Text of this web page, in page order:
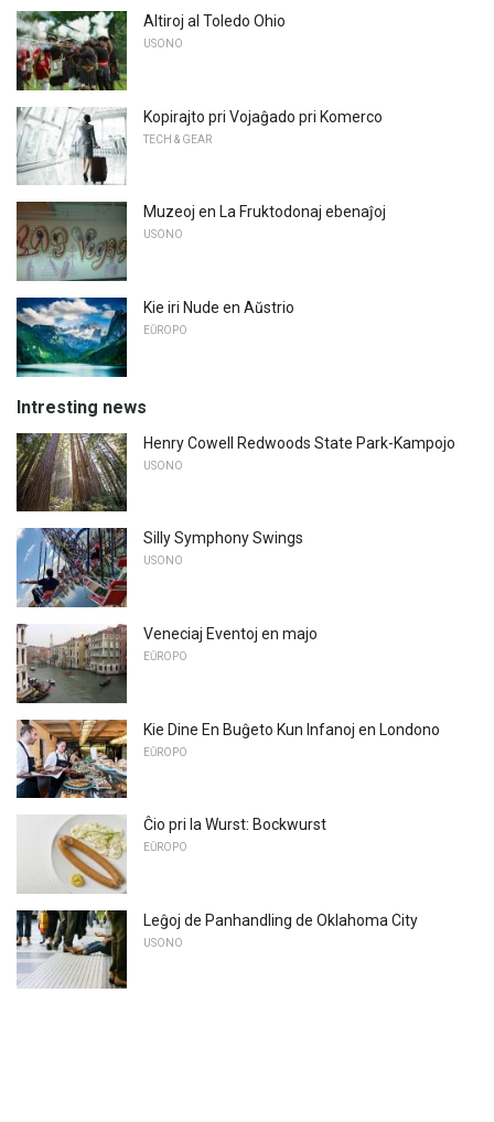
Altiroj al Toledo Ohio
USONO
Kopirajto pri Vojaĝado pri Komerco
TECH & GEAR
Muzeoj en La Fruktodonaj ebenaĵoj
USONO
Kie iri Nude en Aŭstrio
EŬROPO
Intresting news
Henry Cowell Redwoods State Park-Kampojo
USONO
Silly Symphony Swings
USONO
Veneciaj Eventoj en majo
EŬROPO
Kie Dine En Buĝeto Kun Infanoj en Londono
EŬROPO
Ĉio pri la Wurst: Bockwurst
EŬROPO
Leĝoj de Panhandling de Oklahoma City
USONO